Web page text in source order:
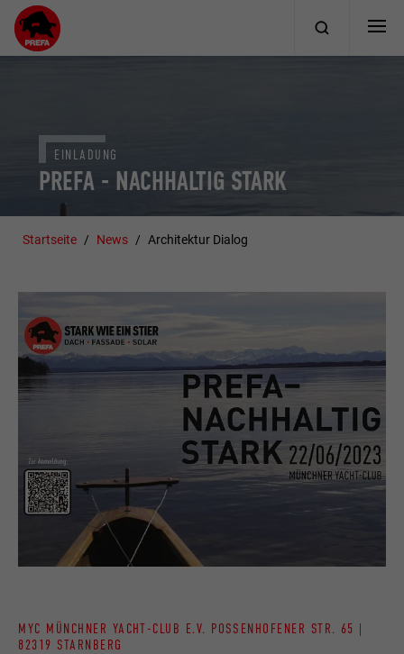
PREFA - NACHHALTIG STARK
EINLADUNG
Startseite News Architektur Dialog
MYC MÜNCHNER YACHT-CLUB E.V. POSSENHOFENER STR. 65 |
82319 STARNBERG